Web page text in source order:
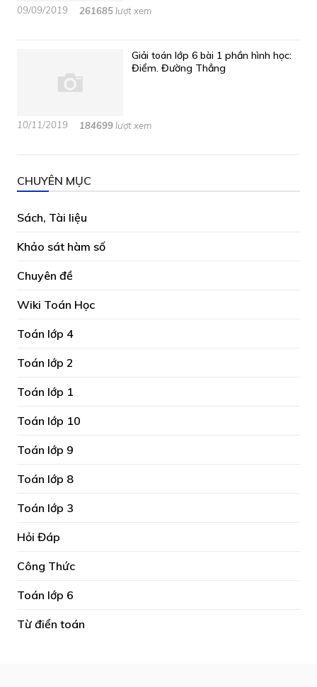
09/09/2019 261685 lượt xem
Giải toán lớp 6 bài 1 phần hình học:
Điểm. Đường Thẳng
10/11/2019 184699 lượt xem
CHUYÊN MỤC
Sách, Tài liệu
Khảo sát hàm số
Chuyên đề
Wiki Toán Học
Toán lớp 4
Toán lớp 2
Toán lớp 1
Toán lớp 10
Toán lớp 9
Toán lớp 8
Toán lớp 3
Hỏi Đáp
Công Thức
Toán lớp 6
Từ điển toán